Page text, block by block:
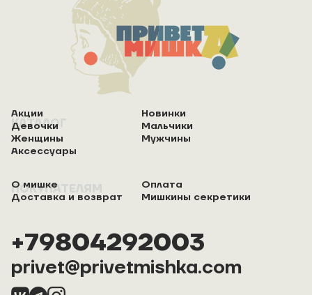
КАТАЛОГ
Акции
Новинки
Девочки
Мальчики
Женщины
Мужчины
Аксессуары
ПОКУПАТЕЛЯМ
О мишке
Оплата
Доставка и возврат
Мишкины секретики
+79804292003
privet@privetmishka.com